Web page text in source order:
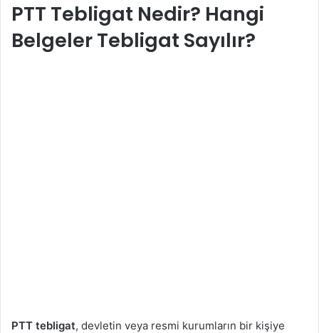
PTT Tebligat Nedir? Hangi
Belgeler Tebligat Sayılır?
PTT tebligat, devletin veya resmi kurumların bir kişiye